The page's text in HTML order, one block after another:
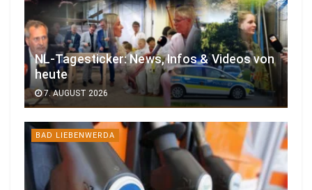
NL-Tagesticker: News, Infos & Videos von
heute
7. AUGUST 2026
BAD LIEBENWERDA